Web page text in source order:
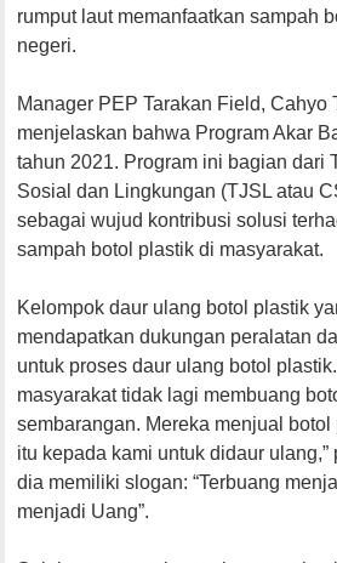
rumput laut memanfaatkan sampah
negeri.
Manager PEP Tarakan Field, Cahyo
menjelaskan bahwa Program Akar
tahun 2021. Program ini bagian dari
Sosial dan Lingkungan (TJSL atau
sebagai wujud kontribusi solusi
sampah botol plastik di masyarakat.
Kelompok daur ulang botol plastik
mendapatkan dukungan peralatan
untuk proses daur ulang botol
masyarakat tidak lagi membuang
sembarangan. Mereka menjual
itu kepada kami untuk didaur ulang,”
dia memiliki slogan: “Terbuang
menjadi Uang”.